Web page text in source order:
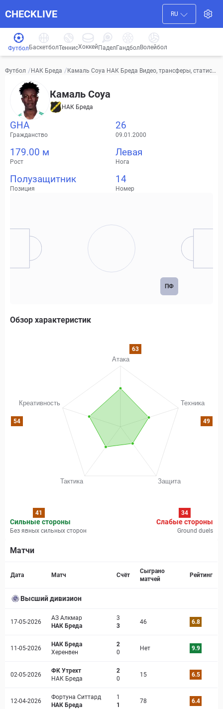
CHECKLIVE RU
Футбол БаскетболТеннисХоккей ПаделГандбол Волейбол
Футбол / НАК Бреда /Камаль Соуа НАК Бреда Видео, трансферы, статист
Камаль Соуа
НАК Бреда
GHA
Гражданство
26
09.01.2000
179.00 м
Рост
Левая
Нога
Полузащитник
Позиция
14
Номер
ПФ
Обзор характеристик
63
54 49
41 34
Сильные стороны
Без явных сильных сторон
Слабые стороны
Ground duels
Матчи
Страница матча
Дата Матч Счёт
Сыграно
матчей
Рейтинг
Высший дивизион
17-05-2026
АЗ Алкмар
НАК Бреда
3
3
46 6.8
11-05-2026
НАК Бреда
Херенвен
2
0
Нет 9.9
02-05-2026
ФК Утрехт
НАК Бреда
2
0
15 6.5
12-04-2026
Фортуна Ситтард
НАК Бреда
1
1
78 6.4